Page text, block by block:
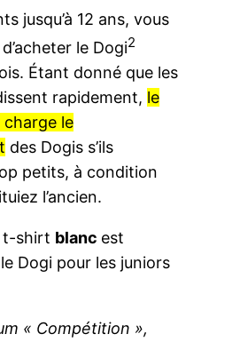
jusqu’à 12 ans, vous
le Dogi2
Étant donné que les
rapidement, le
le
des Dogis s’ils
petits, à condition
l’ancien.
t-shirt blanc est
Dogi pour les juniors
« Compétition »,